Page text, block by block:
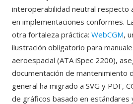
interoperabilidad neutral respecto
en implementaciones conformes.
otra fortaleza práctica: WebCGM,
ilustración obligatorio para
aeroespacial (ATA iSpec 2200),
documentación de mantenimiento
general ha migrado a SVG y PDF,
de gráficos basado en